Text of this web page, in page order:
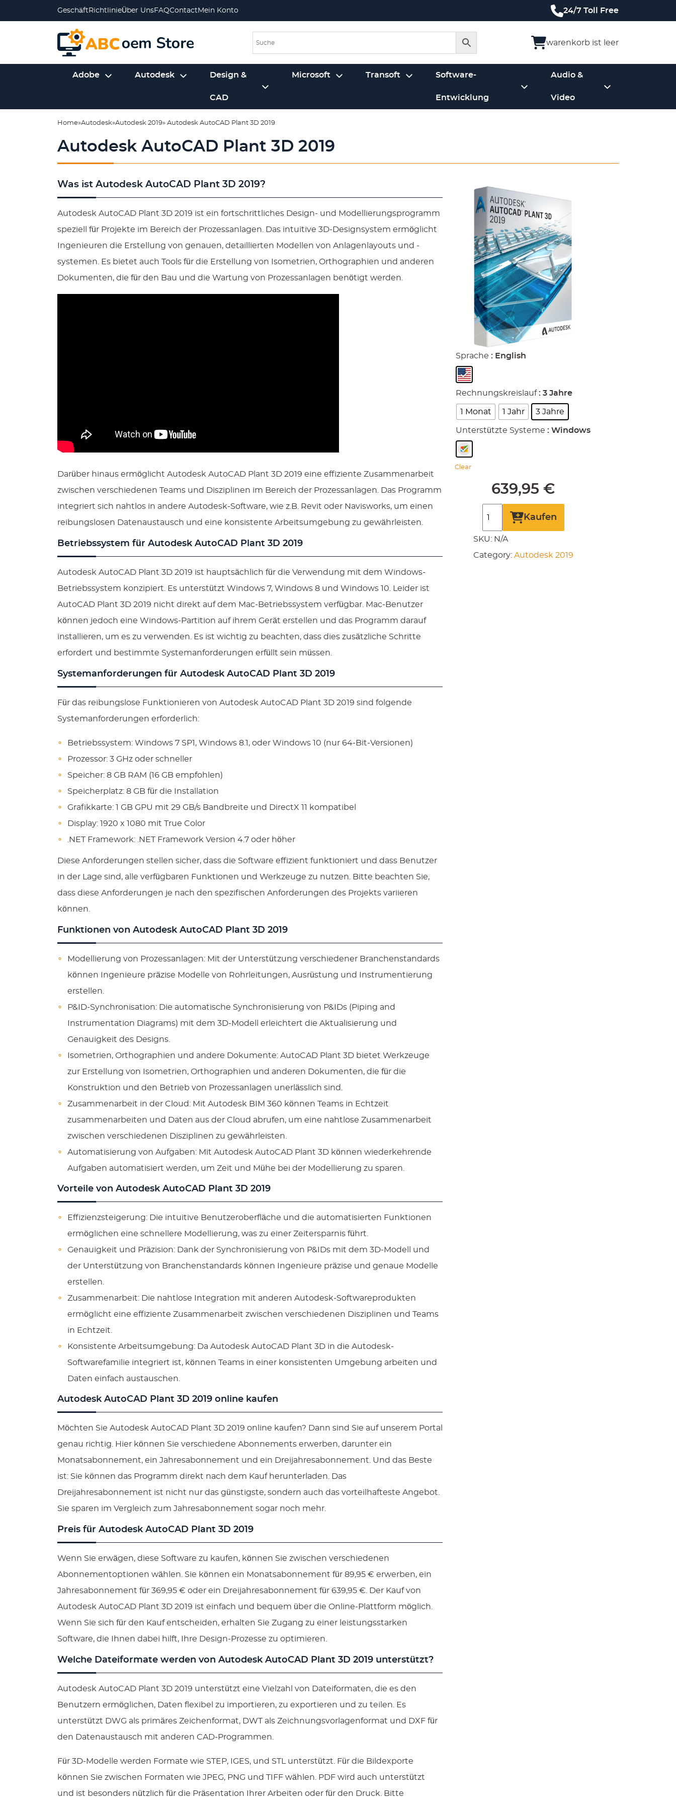
Geschäft RichtlinieÜber UnsFAQContact Mein Konto 24/7 Toll Free
warenkorb ist leer
Adobe Autodesk Design &
CAD
Microsoft Transoft Software-
Entwicklung
Audio &
Video
Home»Autodesk»Autodesk 2019» Autodesk AutoCAD Plant 3D 2019
Autodesk AutoCAD Plant 3D 2019
Was ist Autodesk AutoCAD Plant 3D 2019?
Autodesk AutoCAD Plant 3D 2019 ist ein fortschrittliches Design- und Modellierungsprogramm
speziell für Projekte im Bereich der Prozessanlagen. Das intuitive 3D-Designsystem ermöglicht
Ingenieuren die Erstellung von genauen, detaillierten Modellen von Anlagenlayouts und -
systemen. Es bietet auch Tools für die Erstellung von Isometrien, Orthographien und anderen
Dokumenten, die für den Bau und die Wartung von Prozessanlagen benötigt werden.
Darüber hinaus ermöglicht Autodesk AutoCAD Plant 3D 2019 eine effiziente Zusammenarbeit
zwischen verschiedenen Teams und Disziplinen im Bereich der Prozessanlagen. Das Programm
integriert sich nahtlos in andere Autodesk-Software, wie z.B. Revit oder Navisworks, um einen
reibungslosen Datenaustausch und eine konsistente Arbeitsumgebung zu gewährleisten.
Betriebssystem für Autodesk AutoCAD Plant 3D 2019
Autodesk AutoCAD Plant 3D 2019 ist hauptsächlich für die Verwendung mit dem Windows-
Betriebssystem konzipiert. Es unterstützt Windows 7, Windows 8 und Windows 10. Leider ist
AutoCAD Plant 3D 2019 nicht direkt auf dem Mac-Betriebssystem verfügbar. Mac-Benutzer
können jedoch eine Windows-Partition auf ihrem Gerät erstellen und das Programm darauf
installieren, um es zu verwenden. Es ist wichtig zu beachten, dass dies zusätzliche Schritte
erfordert und bestimmte Systemanforderungen erfüllt sein müssen.
Systemanforderungen für Autodesk AutoCAD Plant 3D 2019
Für das reibungslose Funktionieren von Autodesk AutoCAD Plant 3D 2019 sind folgende
Systemanforderungen erforderlich:
Betriebssystem: Windows 7 SP1, Windows 8.1, oder Windows 10 (nur 64-Bit-Versionen)
Prozessor: 3 GHz oder schneller
Speicher: 8 GB RAM (16 GB empfohlen)
Speicherplatz: 8 GB für die Installation
Grafikkarte: 1 GB GPU mit 29 GB/s Bandbreite und DirectX 11 kompatibel
Display: 1920 x 1080 mit True Color
.NET Framework: .NET Framework Version 4.7 oder höher
Diese Anforderungen stellen sicher, dass die Software effizient funktioniert und dass Benutzer
in der Lage sind, alle verfügbaren Funktionen und Werkzeuge zu nutzen. Bitte beachten Sie,
dass diese Anforderungen je nach den spezifischen Anforderungen des Projekts variieren
können.
Funktionen von Autodesk AutoCAD Plant 3D 2019
Modellierung von Prozessanlagen: Mit der Unterstützung verschiedener Branchenstandards
können Ingenieure präzise Modelle von Rohrleitungen, Ausrüstung und Instrumentierung
erstellen.
P&ID-Synchronisation: Die automatische Synchronisierung von P&IDs (Piping and
Instrumentation Diagrams) mit dem 3D-Modell erleichtert die Aktualisierung und
Genauigkeit des Designs.
Isometrien, Orthographien und andere Dokumente: AutoCAD Plant 3D bietet Werkzeuge
zur Erstellung von Isometrien, Orthographien und anderen Dokumenten, die für die
Konstruktion und den Betrieb von Prozessanlagen unerlässlich sind.
Zusammenarbeit in der Cloud: Mit Autodesk BIM 360 können Teams in Echtzeit
zusammenarbeiten und Daten aus der Cloud abrufen, um eine nahtlose Zusammenarbeit
zwischen verschiedenen Disziplinen zu gewährleisten.
Automatisierung von Aufgaben: Mit Autodesk AutoCAD Plant 3D können wiederkehrende
Aufgaben automatisiert werden, um Zeit und Mühe bei der Modellierung zu sparen.
Vorteile von Autodesk AutoCAD Plant 3D 2019
Effizienzsteigerung: Die intuitive Benutzeroberfläche und die automatisierten Funktionen
ermöglichen eine schnellere Modellierung, was zu einer Zeitersparnis führt.
Genauigkeit und Präzision: Dank der Synchronisierung von P&IDs mit dem 3D-Modell und
der Unterstützung von Branchenstandards können Ingenieure präzise und genaue Modelle
erstellen.
Zusammenarbeit: Die nahtlose Integration mit anderen Autodesk-Softwareprodukten
ermöglicht eine effiziente Zusammenarbeit zwischen verschiedenen Disziplinen und Teams
in Echtzeit.
Konsistente Arbeitsumgebung: Da Autodesk AutoCAD Plant 3D in die Autodesk-
Softwarefamilie integriert ist, können Teams in einer konsistenten Umgebung arbeiten und
Daten einfach austauschen.
Autodesk AutoCAD Plant 3D 2019 online kaufen
Möchten Sie Autodesk AutoCAD Plant 3D 2019 online kaufen? Dann sind Sie auf unserem Portal
genau richtig. Hier können Sie verschiedene Abonnements erwerben, darunter ein
Monatsabonnement, ein Jahresabonnement und ein Dreijahresabonnement. Und das Beste
ist: Sie können das Programm direkt nach dem Kauf herunterladen. Das
Dreijahresabonnement ist nicht nur das günstigste, sondern auch das vorteilhafteste Angebot.
Sie sparen im Vergleich zum Jahresabonnement sogar noch mehr.
Preis für Autodesk AutoCAD Plant 3D 2019
Wenn Sie erwägen, diese Software zu kaufen, können Sie zwischen verschiedenen
Abonnementoptionen wählen. Sie können ein Monatsabonnement für 89,95 € erwerben, ein
Jahresabonnement für 369,95 € oder ein Dreijahresabonnement für 639,95 €. Der Kauf von
Autodesk AutoCAD Plant 3D 2019 ist einfach und bequem über die Online-Plattform möglich.
Wenn Sie sich für den Kauf entscheiden, erhalten Sie Zugang zu einer leistungsstarken
Software, die Ihnen dabei hilft, Ihre Design-Prozesse zu optimieren.
Welche Dateiformate werden von Autodesk AutoCAD Plant 3D 2019 unterstützt?
Autodesk AutoCAD Plant 3D 2019 unterstützt eine Vielzahl von Dateiformaten, die es den
Benutzern ermöglichen, Daten flexibel zu importieren, zu exportieren und zu teilen. Es
unterstützt DWG als primäres Zeichenformat, DWT als Zeichnungsvorlagenformat und DXF für
den Datenaustausch mit anderen CAD-Programmen.
Für 3D-Modelle werden Formate wie STEP, IGES, und STL unterstützt. Für die Bildexporte
können Sie zwischen Formaten wie JPEG, PNG und TIFF wählen. PDF wird auch unterstützt
und ist besonders nützlich für die Präsentation Ihrer Arbeiten oder für den Druck. Bitte
Sprache : English
Rechnungskreislauf : 3 Jahre
1 Monat 1 Jahr 3 Jahre
Unterstützte Systeme : Windows
Clear
639,95 €
Autodesk
Plant
3D
Kaufen
SKU: N/A
Category: Autodesk 2019